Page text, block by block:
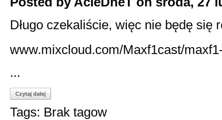
Długo czekaliście, więc nie będę się
www.mixcloud.com/Maxf1cast/
...
Czytaj dalej
Tags: Brak tagow